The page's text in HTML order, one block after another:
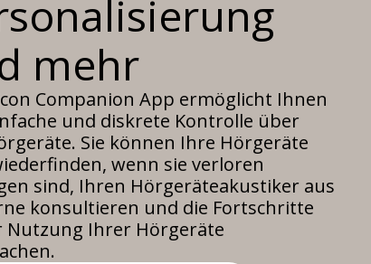
mehr
Companion App ermöglicht Ihnen
und diskrete Kontrolle über
Sie können Ihre Hörgeräte
wenn sie verloren
sind, Ihren Hörgeräteakustiker aus
konsultieren und die Fortschritte
Nutzung Ihrer Hörgeräte